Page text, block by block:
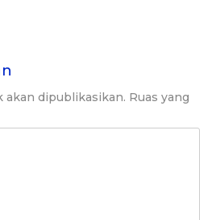
akan dipublikasikan. Ruas yang